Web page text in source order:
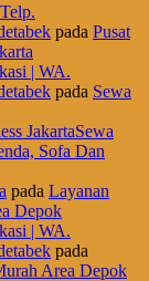
pada Pusat
| WA.
pada Sewa
JakartaSewa
Sofa Dan
pada Layanan
Depok
| WA.
pada
Area Depok